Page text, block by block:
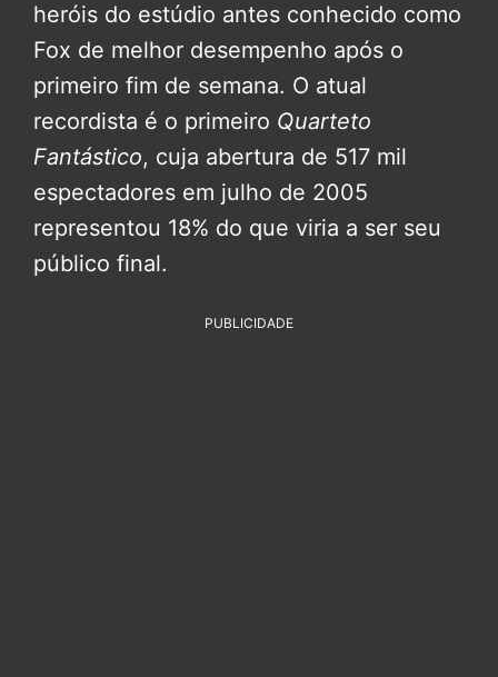
heróis do estúdio antes conhecido como
Fox de melhor desempenho após o
primeiro fim de semana. O atual
recordista é o primeiro Quarteto
Fantástico, cuja abertura de 517 mil
espectadores em julho de 2005
representou 18% do que viria a ser seu
público final.
PUBLICIDADE